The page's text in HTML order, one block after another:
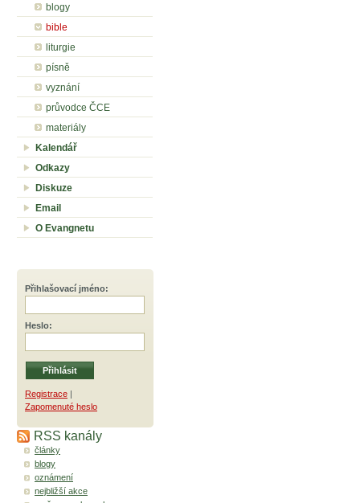
blogy
bible
liturgie
písně
vyznání
průvodce ČCE
materiály
Kalendář
Odkazy
Diskuze
Email
O Evangnetu
Přihlašovací jméno:
Heslo:
Registrace |
Zapomenuté heslo
RSS kanály
články
blogy
oznámení
nejbližší akce